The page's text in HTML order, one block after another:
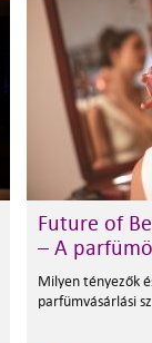
Future of
– A
Milyen tényezők
parfümvásárlási